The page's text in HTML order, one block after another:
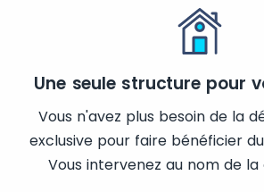
Une seule structure pour
Vous n'avez plus besoin de la
exclusive pour faire bénéficier
Vous intervenez au nom de